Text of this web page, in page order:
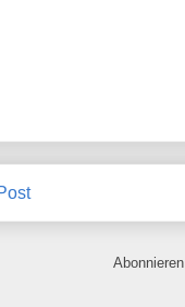
Abonnieren